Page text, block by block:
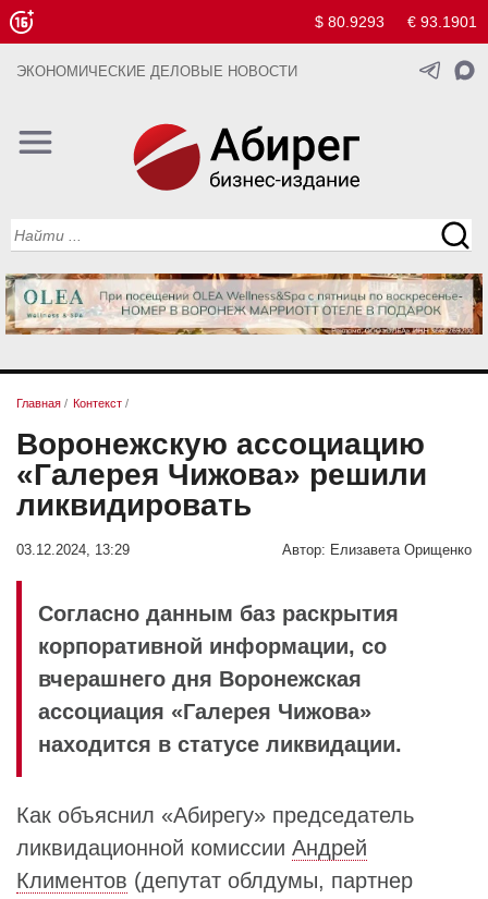
$ 80.9293 € 93.1901
ЭКОНОМИЧЕСКИЕ ДЕЛОВЫЕ НОВОСТИ
Главная / Контекст /
Воронежскую ассоциацию
«Галерея Чижова» решили
ликвидировать
03.12.2024, 13:29 Автор: Елизавета Орищенко
Согласно данным баз раскрытия
корпоративной информации, со
вчерашнего дня Воронежская
ассоциация «Галерея Чижова»
находится в статусе ликвидации.
Как объяснил «Абирегу» председатель
ликвидационной комиссии Андрей
Климентов (депутат облдумы, партнер